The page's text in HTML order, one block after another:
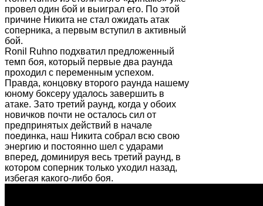
провел один бой и выиграл его. По этой
причине Никита не стал ожидать атак
соперника, а первым вступил в активный
бой.
Ronil Ruhno подхватил предложенный
темп боя, который первые два раунда
проходил с переменным успехом.
Правда, концовку второго раунда нашему
юному боксеру удалось завершить в
атаке. Зато третий раунд, когда у обоих
новичков почти не осталось сил от
предпринятых действий в начале
поединка, наш Никита собрал всю свою
энергию и постоянно шел с ударами
вперед, доминируя весь третий раунд, в
котором соперник только уходил назад,
избегая какого-либо боя.